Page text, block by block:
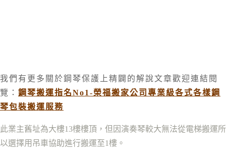
我們有更多關於鋼琴保護上精闢的解說文章歡迎連結閱
覽 ： 鋼琴搬運指名No1-榮福搬家公司專業級各式各樣鋼
琴包裝搬運服務
此業主舊址為大樓13樓樓頂，但因演奏琴較大無法從電梯搬運所
以選擇用吊車協助進行搬運至1樓。